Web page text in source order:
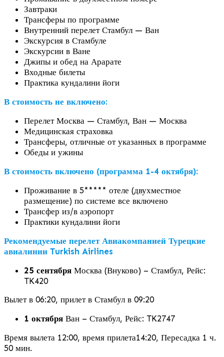
Завтраки
Трансферы по программе
Внутренний перелет Стамбул — Ван
Экскурсия в Стамбуле
Экскурсии в Ване
Джипы и обед на Арарате
Входные билеты
Практика кундалини йоги
В стоимость не включено:
Перелет Москва — Стамбул, Ван — Москва
Медицинская страховка
Трансферы, отличные от указанных в программе
Обеды и ужины
В стоимость включено (программа 1-4 октября):
Проживание в 5***** отеле (двухместное
размещение) по системе все включено
Трансфер из/в аэропорт
Практики кундалини йоги
Рекомендуемые перелет Авиакомпанией Турецкие
авиалинии Turkish Airlines
25 сентября Москва (Внуково) – Стамбул, Рейс:
TK420
Вылет в 06:20, прилет в Стамбул в 09:20
1 октября Ван – Стамбул, Рейс: TK2747
Время вылета 12:00, время прилета14:20, Пересадка 1 ч.
50 мин.